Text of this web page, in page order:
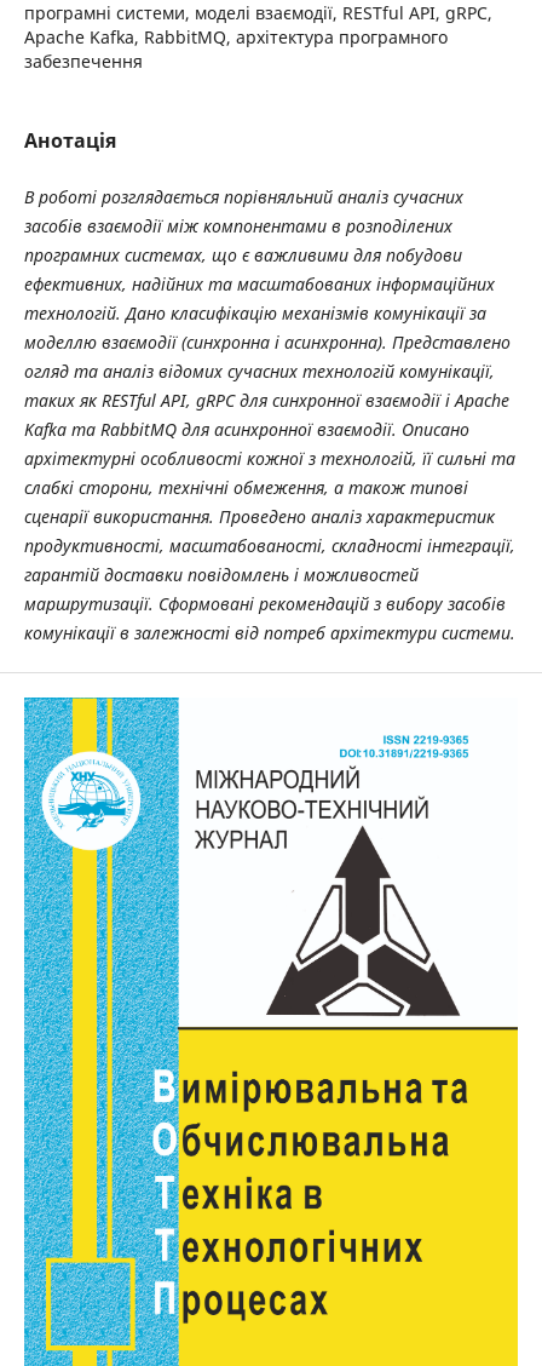
програмні системи, моделі взаємодії, RESTful API, gRPC,
Apache Kafka, RabbitMQ, архітектура програмного
забезпечення
Анотація
В роботі розглядається порівняльний аналіз сучасних
засобів взаємодії між компонентами в розподілених
програмних системах, що є важливими для побудови
ефективних, надійних та масштабованих інформаційних
технологій. Дано класифікацію механізмів комунікації за
моделлю взаємодії (синхронна і асинхронна). Представлено
огляд та аналіз відомих сучасних технологій комунікації,
таких як RESTful API, gRPC для синхронної взаємодії і Apache
Kafka та RabbitMQ для асинхронної взаємодії. Описано
архітектурні особливості кожної з технологій, її сильні та
слабкі сторони, технічні обмеження, а також типові
сценарії використання. Проведено аналіз характеристик
продуктивності, масштабованості, складності інтеграції,
гарантій доставки повідомлень і можливостей
маршрутизації. Сформовані рекомендацій з вибору засобів
комунікації в залежності від потреб архітектури системи.